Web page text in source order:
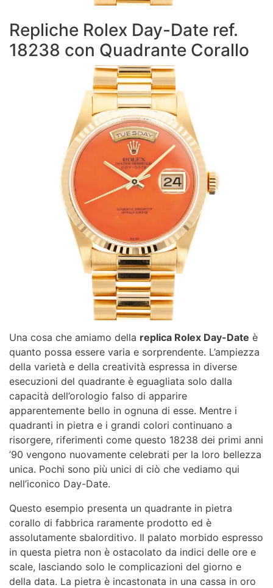
Repliche Rolex Day-Date ref.
18238 con Quadrante Corallo
Una cosa che amiamo della replica Rolex Day-Date è
quanto possa essere varia e sorprendente. L’ampiezza
della varietà e della creatività espressa in diverse
esecuzioni del quadrante è eguagliata solo dalla
capacità dell’orologio falso di apparire
apparentemente bello in ognuna di esse. Mentre i
quadranti in pietra e i grandi colori continuano a
risorgere, riferimenti come questo 18238 dei primi anni
’90 vengono nuovamente celebrati per la loro bellezza
unica. Pochi sono più unici di ciò che vediamo qui
nell’iconico Day-Date.
Questo esempio presenta un quadrante in pietra
corallo di fabbrica raramente prodotto ed è
assolutamente sbalorditivo. Il palato morbido espresso
in questa pietra non è ostacolato da indici delle ore e
scale, lasciando solo le complicazioni del giorno e
della data. La pietra è incastonata in una cassa in oro